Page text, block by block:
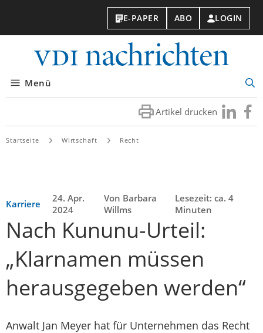
E-PAPER ABO LOGIN
Menü
Artikel drucken Besuchen
Sie
Sie
Startseite Wirtschaft Recht
Karriere
24. Apr.
2024
Von Barbara
Willms
Lesezeit: ca. 4
Minuten
Nach Kununu-Urteil:
„Klarnamen müssen
herausgegeben werden“
Anwalt Jan Meyer hat für Unternehmen das Recht